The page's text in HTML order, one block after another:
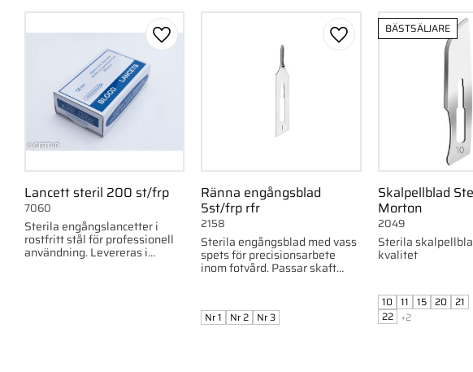
Lancett steril 200 st/frp
Sterila engångslancetter i
rostfritt stål för professionell
användning. Levereras i
7060
Lägg till i favoriter
Ränna engångsblad
5st/frp rfr
Sterila engångsblad med vass
spets för precisionsarbete
inom fotvård. Passar skaft
2158
Lägg till i favoriter
Nr 1 Nr 2 Nr 3
Skalpellblad
Morton
Sterila
kvalitet
2049
BÄSTSÄLJARE
10 11 15 20 21
22 +2